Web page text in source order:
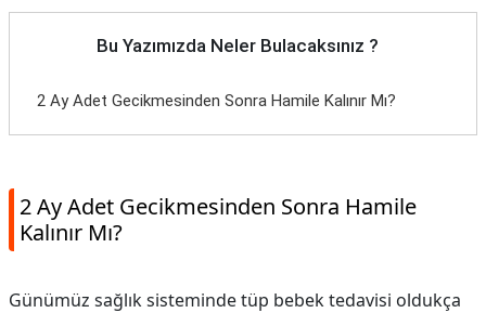
Bu Yazımızda Neler Bulacaksınız ?
2 Ay Adet Gecikmesinden Sonra Hamile Kalınır Mı?
2 Ay Adet Gecikmesinden Sonra Hamile
Kalınır Mı?
Günümüz sağlık sisteminde tüp bebek tedavisi oldukça